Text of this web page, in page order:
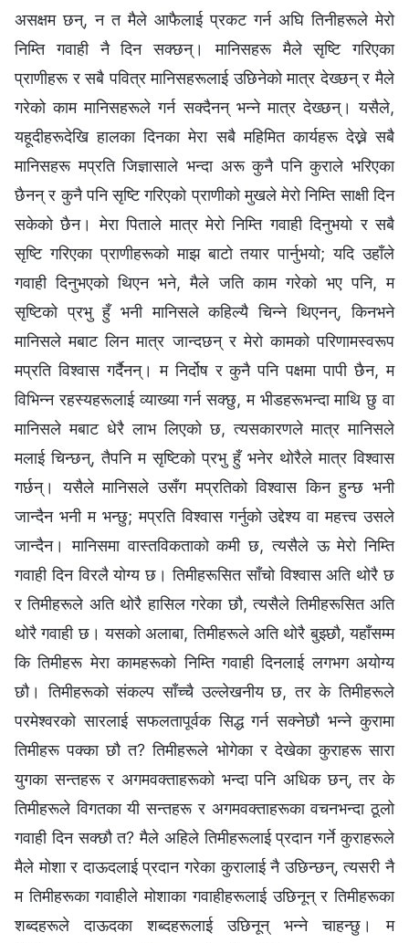
असक्षम छन्, न त मैले आफैलाई प्रकट गर्न अघि तिनीहरूले मेरो
निम्ति गवाही नै दिन सक्छन्। मानिसहरू मैले सृष्टि गरिएका
प्राणीहरू र सबै पवित्र मानिसहरूलाई उछिनेको मात्र देख्छन् र मैले
गरेको काम मानिसहरूले गर्न सक्दैनन् भन्‍ने मात्र देख्छन्। यसैले,
यहूदीहरूदेखि हालका दिनका मेरा सबै महिमित कार्यहरू देख्ने सबै
मानिसहरू मप्रति जिज्ञासाले भन्दा अरू कुनै पनि कुराले भरिएका
छैनन् र कुनै पनि सृष्टि गरिएको प्राणीको मुखले मेरो निम्ति साक्षी दिन
सकेको छैन। मेरा पिताले मात्र मेरो निम्ति गवाही दिनुभयो र सबै
सृष्टि गरिएका प्राणीहरूको माझ बाटो तयार पार्नुभयो; यदि उहाँले
गवाही दिनुभएको थिएन भने, मैले जति काम गरेको भए पनि, म
सृष्टिको प्रभु हुँ भनी मानिसले कहिल्यै चिन्ने थिएनन्, किनभने
मानिसले मबाट लिन मात्र जान्दछन् र मेरो कामको परिणामस्वरूप
मप्रति विश्‍वास गर्दैनन्। म निर्दोष र कुनै पनि पक्षमा पापी छैन, म
विभिन्‍न रहस्यहरूलाई व्याख्या गर्न सक्छु, म भीडहरूभन्दा माथि छु वा
मानिसले मबाट धेरै लाभ लिएको छ, त्यसकारणले मात्र मानिसले
मलाई चिन्छन्, तैपनि म सृष्टिको प्रभु हुँ भनेर थोरैले मात्र विश्‍वास
गर्छन्। यसैले मानिसले उसँग मप्रतिको विश्‍वास किन हुन्छ भनी
जान्दैन भनी म भन्छु; मप्रति विश्‍वास गर्नुको उद्देश्य वा महत्त्व उसले
जान्दैन। मानिसमा वास्तविकताको कमी छ, त्यसैले ऊ मेरो निम्ति
गवाही दिन विरलै योग्य छ। तिमीहरूसित साँचो विश्‍वास अति थोरै छ
र तिमीहरूले अति थोरै हासिल गरेका छौ, त्यसैले तिमीहरूसित अति
थोरै गवाही छ। यसको अलाबा, तिमीहरूले अति थोरै बुझ्छौ, यहाँसम्‍म
कि तिमीहरू मेरा कामहरूको निम्ति गवाही दिनलाई लगभग अयोग्य
छौ। तिमीहरूको संकल्प साँच्चै उल्‍लेखनीय छ, तर के तिमीहरूले
परमेश्‍वरको सारलाई सफलतापूर्वक सिद्ध गर्न सक्‍नेछौ भन्‍ने कुरामा
तिमीहरू पक्का छौ त? तिमीहरूले भोगेका र देखेका कुराहरू सारा
युगका सन्तहरू र अगमवक्ताहरूको भन्दा पनि अधिक छन्, तर के
तिमीहरूले विगतका यी सन्तहरू र अगमवक्ताहरूका वचनभन्दा ठूलो
गवाही दिन सक्छौ त? मैले अहिले तिमीहरूलाई प्रदान गर्ने कुराहरूले
मैले मोशा र दाऊदलाई प्रदान गरेका कुरालाई नै उछिन्छन्, त्यसरी नै
म तिमीहरूका गवाहीले मोशाका गवाहीहरूलाई उछिनून् र तिमीहरूका
शब्दहरूले दाऊदका शब्दहरूलाई उछिनून् भन्ने चाहन्छु। म